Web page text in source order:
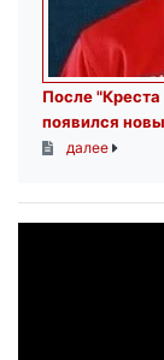
После
появился
далее